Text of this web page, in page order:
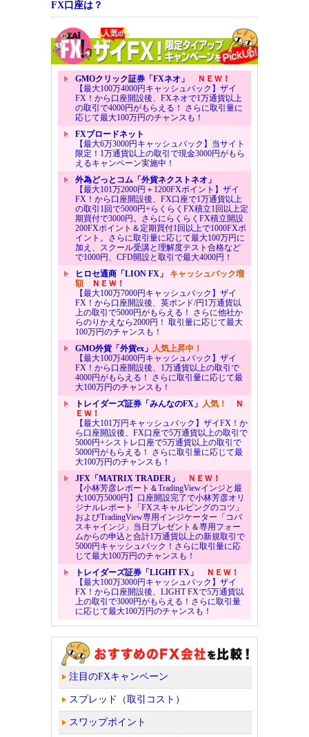
FX口座は？
GMOクリック証券「FXネオ」
ＮＥＷ！
【最大100万4000円キャッシュバック】ザイ
FX！から口座開設後、FXネオで1万通貨以上
の取引で4000円がもらえる！ さらに取引量に
応じて最大100万円のチャンスも！
FXブロードネット
【最大6万3000円キャッシュバック】当サイト
限定！1万通貨以上の取引で現金3000円がもら
えるキャンペーン実施中！
外為どっとコム「外貨ネクストネオ」
【最大101万2000円＋1200FXポイント】ザイ
FX！から口座開設後、FX口座で1万通貨以上
の取引1回で5000円+らくらくFX積立1回以上定
期買付で3000円。さらにらくらくFX積立開設
200FXポイント＆定期買付1回以上で1000FXポ
イント。さらに取引量に応じて最大100万円に
加え、スクール受講と理解度テスト合格など
で1000円、CFD開設と取引で最大4000円！
ヒロセ通商「LION FX」 キャッシュバック増
額ＮＥＷ！
【最大100万7000円キャッシュバック】ザイ
FX！から口座開設後、英ポンド/円1万通貨以
上の取引で5000円がもらえる！ さらに他社か
らのりかえなら2000円！ 取引量に応じて最大
100万円のチャンスも！
GMO外貨「外貨ex」 人気上昇中！
【最大100万4000円キャッシュバック】ザイ
FX！から口座開設後、1万通貨以上の取引で
4000円がもらえる！ さらに取引量に応じて最
大100万円のチャンスも！
トレイダーズ証券「みんなのFX」 人気！
Ｎ
ＥＷ！
【最大101万円キャッシュバック】ザイFX！か
ら口座開設後、FX口座で5万通貨以上の取引で
5000円+シストレ口座で5万通貨以上の取引で
5000円がもらえる！ さらに取引量に応じて最
大100万円のチャンスも！
JFX「MATRIX TRADER」
ＮＥＷ！
【小林芳彦レポート＆TradingViewインジと最
大100万5000円】口座開設完了で小林芳彦オリ
ジナルレポート「FXスキャルピングのコツ」
およびTradingView専用インジケーター「コバ
スキャインジ」当日プレゼント＆専用フォー
ムからの申込と合計1万通貨以上の新規取引で
5000円キャッシュバック！さらに取引量に応
じて最大100万円のチャンスも！
トレイダーズ証券「LIGHT FX」
ＮＥＷ！
【最大100万3000円キャッシュバック】ザイ
FX！から口座開設後、LIGHT FXで5万通貨以
上の取引で3000円がもらえる！さらに取引量
に応じて最大100万円のチャンスも！
注目のFXキャンペーン
スプレッド（取引コスト）
スワップポイント